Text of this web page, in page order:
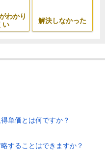
わかり
い
解決しなかった
単価とは何ですか？
することはできますか？